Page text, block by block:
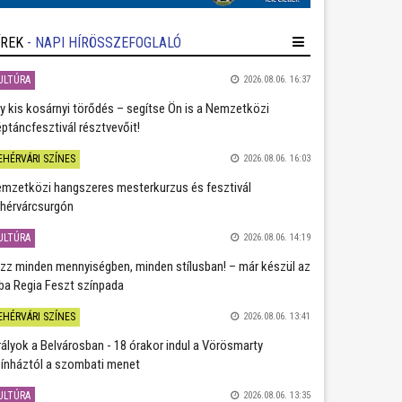
- NAPI HÍRÖSSZEFOGLALÓ
2026.08.06. 16:37
kis kosárnyi törődés – segítse Ön is a Nemzetközi
résztvevőit!
SZÍNES 2026.08.06. 16:03
hangszeres mesterkurzus és fesztivál
2026.08.06. 14:19
minden mennyiségben, minden stílusban! – már készül az
Regia Feszt színpada
SZÍNES 2026.08.06. 13:41
a Belvárosban - 18 órakor indul a Vörösmarty
a szombati menet
2026.08.06. 13:35